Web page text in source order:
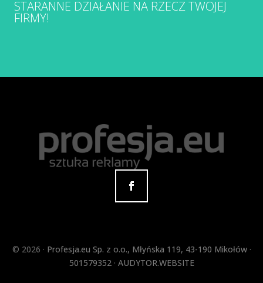
STARANNE DZIAŁANIE NA RZECZ TWOJEJ
FIRMY!
© 2026 · Profesja.eu Sp. z o.o., Młyńska 119, 43-190 Mikołów·
501579352· AUDYTOR.WEBSITE